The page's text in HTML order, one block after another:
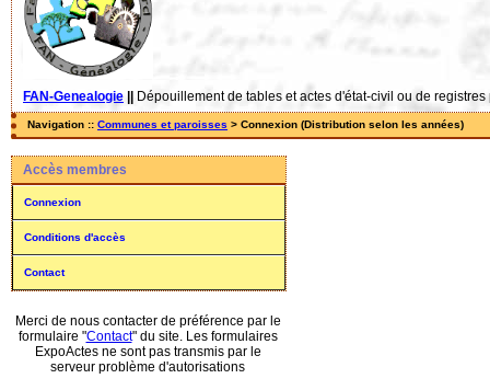
FAN-Genealogie Dépouillement de tables et actes d'état-civil ou de
Navigation :: Communes et paroisses > Connexion (Distribution selon les années)
Accès membres
Connexion
Conditions d'accès
Contact
Merci de nous contacter de préférence par le
formulaire "Contact" du site. Les formulaires
ExpoActes ne sont pas transmis par le
serveur problème d'autorisations